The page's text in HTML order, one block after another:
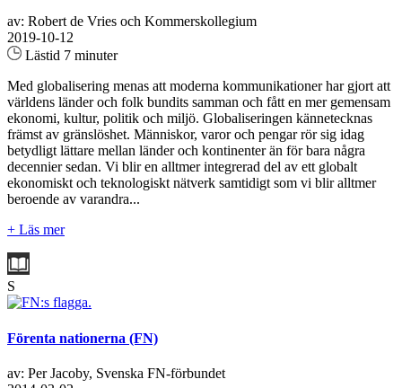
av: Robert de Vries och Kommerskollegium
2019-10-12
Lästid 7 minuter
Med globalisering menas att moderna kommunikationer har gjort att
världens länder och folk bundits samman och fått en mer gemensam
ekonomi, kultur, politik och miljö. Globaliseringen kännetecknas
främst av gränslöshet. Människor, varor och pengar rör sig idag
betydligt lättare mellan länder och kontinenter än för bara några
decennier sedan. Vi blir en alltmer integrerad del av ett globalt
ekonomiskt och teknologiskt nätverk samtidigt som vi blir alltmer
beroende av varandra...
+ Läs mer
S
Förenta nationerna (FN)
av: Per Jacoby, Svenska FN-förbundet